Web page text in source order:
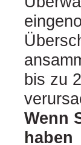
bis zu
Wenn
haben